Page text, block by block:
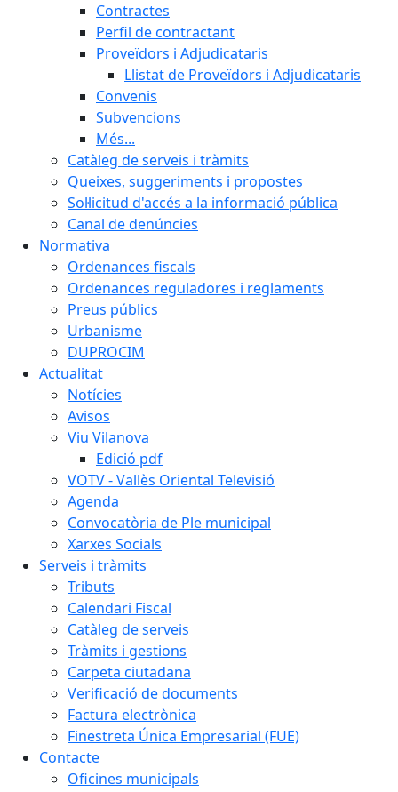
Contractes
Perfil de contractant
Proveïdors i Adjudicataris
Llistat de Proveïdors i Adjudicataris
Convenis
Subvencions
Més...
Catàleg de serveis i tràmits
Queixes, suggeriments i propostes
Sol·licitud d'accés a la informació pública
Canal de denúncies
Normativa
Ordenances fiscals
Ordenances reguladores i reglaments
Preus públics
Urbanisme
DUPROCIM
Actualitat
Notícies
Avisos
Viu Vilanova
Edició pdf
VOTV - Vallès Oriental Televisió
Agenda
Convocatòria de Ple municipal
Xarxes Socials
Serveis i tràmits
Tributs
Calendari Fiscal
Catàleg de serveis
Tràmits i gestions
Carpeta ciutadana
Verificació de documents
Factura electrònica
Finestreta Única Empresarial (FUE)
Contacte
Oficines municipals